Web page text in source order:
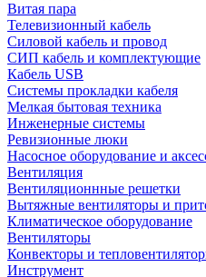
Витая пара
Телевизионный кабель
Силовой кабель и провод
СИП кабель и комплектующие
Кабель USB
Системы прокладки кабеля
Мелкая бытовая техника
Инженерные системы
Ревизионные люки
Насосное оборудование и
Вентиляция
Вентиляционнные решетки
Вытяжные вентиляторы и
Климатическое оборудование
Вентиляторы
Конвекторы и
Инструмент